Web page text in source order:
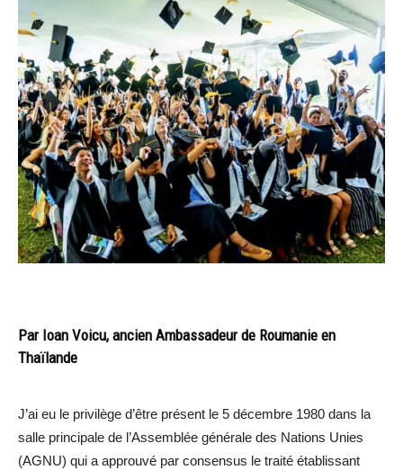
Par Ioan Voicu, ancien Ambassadeur de Roumanie en
Thaïlande
J’ai eu le privilège d’être présent le 5 décembre 1980 dans la
salle principale de l’Assemblée générale des Nations Unies
(AGNU) qui a approuvé par consensus le traité établissant